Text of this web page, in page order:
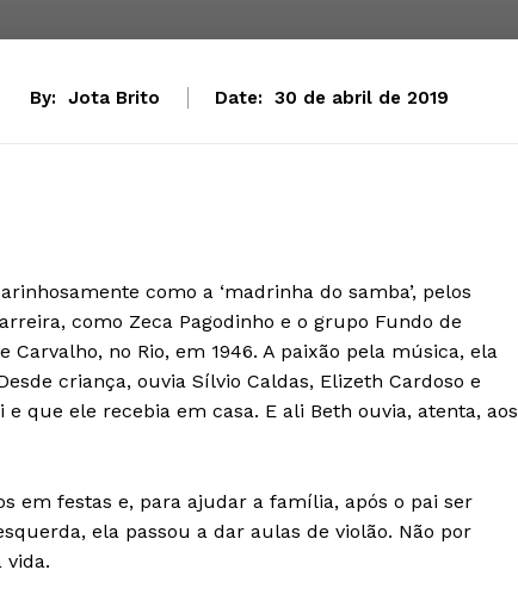
By: Jota Brito Date: 30 de abril de 2019
como a ‘madrinha do samba’, pelos
como Zeca Pagodinho e o grupo Fundo de
no Rio, em 1946. A paixão pela música, ela
criança, ouvia Sílvio Caldas, Elizeth Cardoso e
que ele recebia em casa. E ali Beth ouvia, atenta, aos
em festas e, para ajudar a família, após o pai ser
ela passou a dar aulas de violão. Não por
vida.